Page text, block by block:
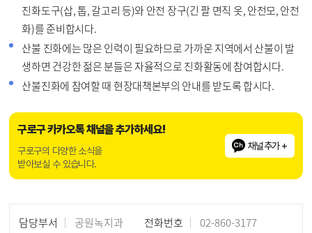
진화도구(삽, 톱, 갈고리 등)와 안전 장구(긴 팔 면직 옷, 안전모, 안전
화)를 준비합시다.
산불 진화에는 많은 인력이 필요하므로 가까운 지역에서 산불이 발
생하면 건강한 젊은 분들은 자율적으로 진화활동에 참여합시다.
산불진화에 참여할 때 현장대책본부의 안내를 받도록 합시다.
구로구 카카오톡 채널을 추가하세요!
구로구의 다양한 소식을
받아보실 수 있습니다.
채널추가 +
담당부서 공원녹지과 전화번호
02-860-3177